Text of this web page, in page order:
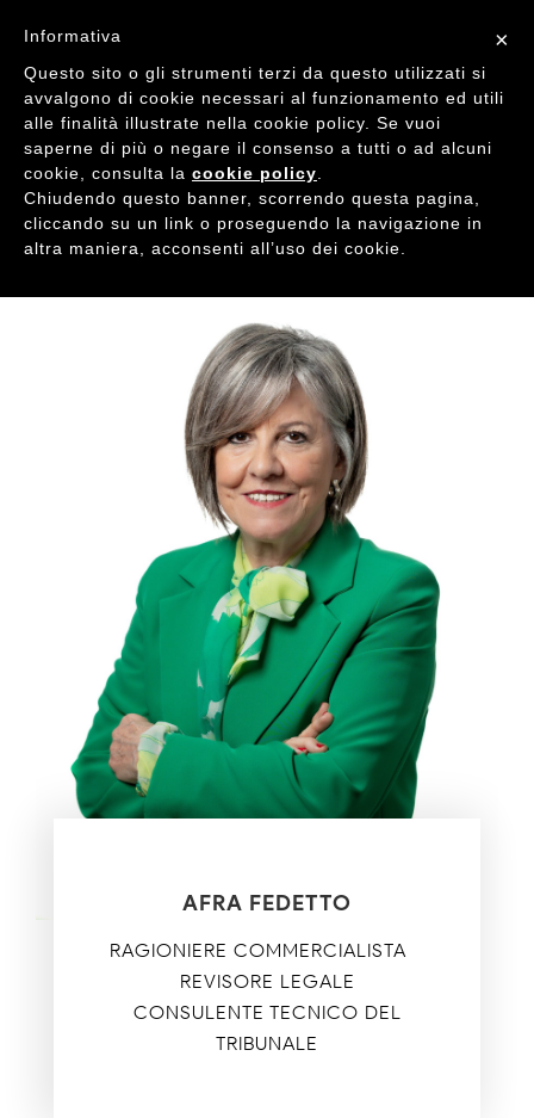
AFRA FEDETTO
RAGIONIERE COMMERCIALISTA –
REVISORE LEGALE
CONSULENTE TECNICO DEL
TRIBUNALE
×
Informativa
Questo sito o gli strumenti terzi da questo utilizzati si
avvalgono di cookie necessari al funzionamento ed utili
alle finalità illustrate nella cookie policy. Se vuoi
saperne di più o negare il consenso a tutti o ad alcuni
cookie, consulta la cookie policy
Chiudendo questo banner, scorrendo questa pagina,
cliccando su un link o proseguendo la navigazione in
altra maniera, acconsenti all’uso dei cookie.